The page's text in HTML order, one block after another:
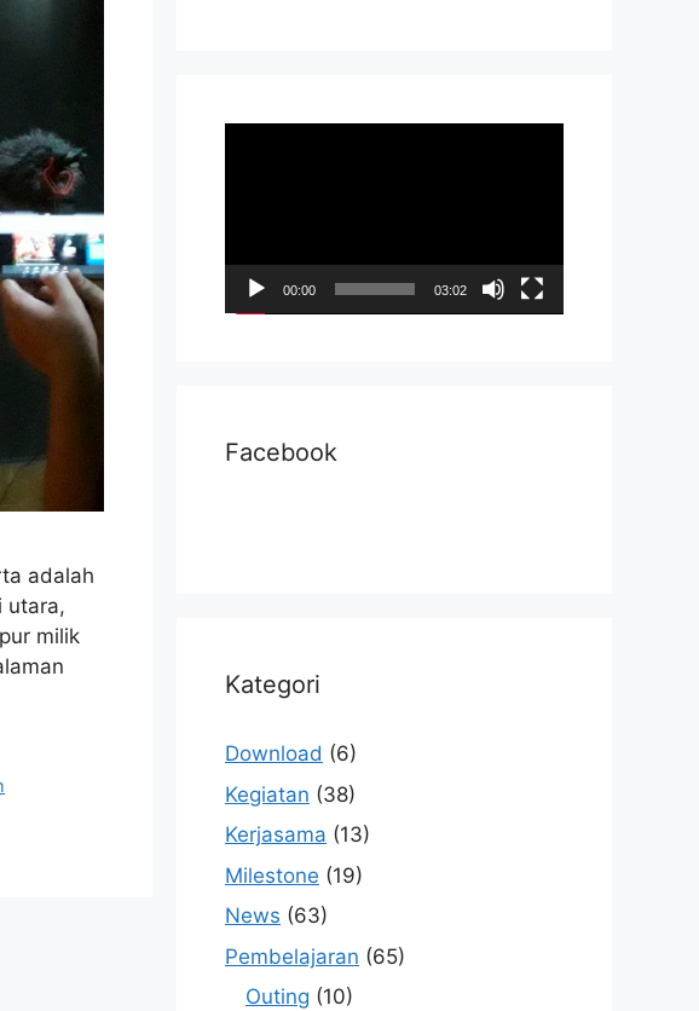
adalah
utara,
milik
00:00 03:02
Facebook
Kategori
Download (6)
Kegiatan (38)
Kerjasama (13)
Milestone (19)
News (63)
Pembelajaran (65)
Outing (10)